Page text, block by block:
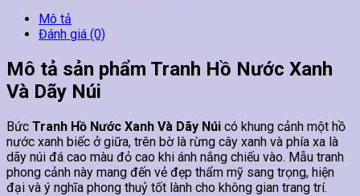
Mô tả
Đánh giá (0)
Mô tả sản phẩm Tranh Hồ Nước Xanh
Và Dãy Núi
Bức Tranh Hồ Nước Xanh Và Dãy Núi có khung cảnh một hồ
nước xanh biếc ở giữa, trên bờ là rừng cây xanh và phía xa là
dãy núi đá cao màu đỏ cao khi ánh nắng chiếu vào. Mẫu tranh
phong cảnh này mang đến vẻ đẹp thẩm mỹ sang trọng, hiện
đại và ý nghĩa phong thuỷ tốt lành cho không gian trang trí.